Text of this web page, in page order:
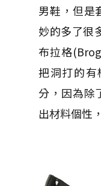
男鞋，但是
妙的多了很
布拉格
把洞打的有
分，因為除
出材料個性